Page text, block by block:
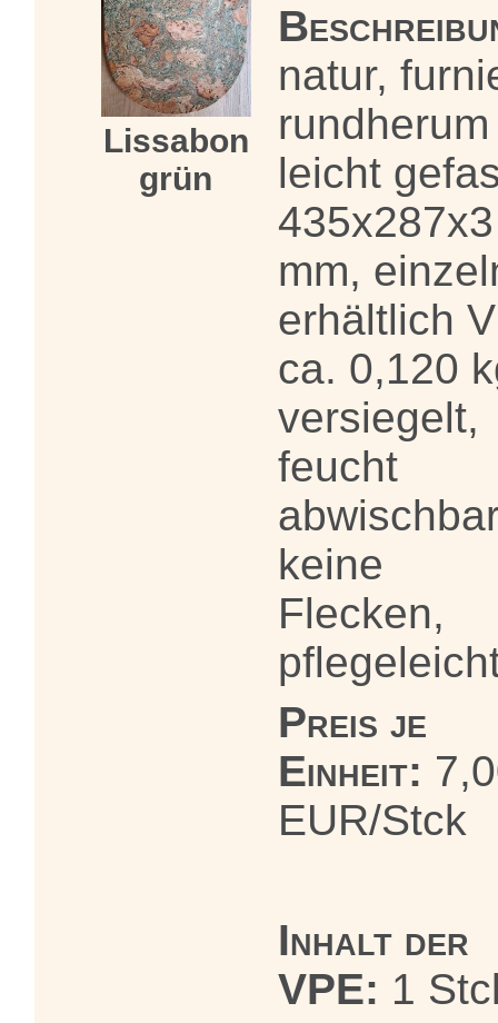
Lissabon
grün
natur,
rundherum
leicht
435x287x3
mm,
erhältlich
ca. 0,120
versiegelt,
feucht
keine
Flecken,
Preis je
Einheit:
EUR/Stck
Inhalt der
VPE: 1